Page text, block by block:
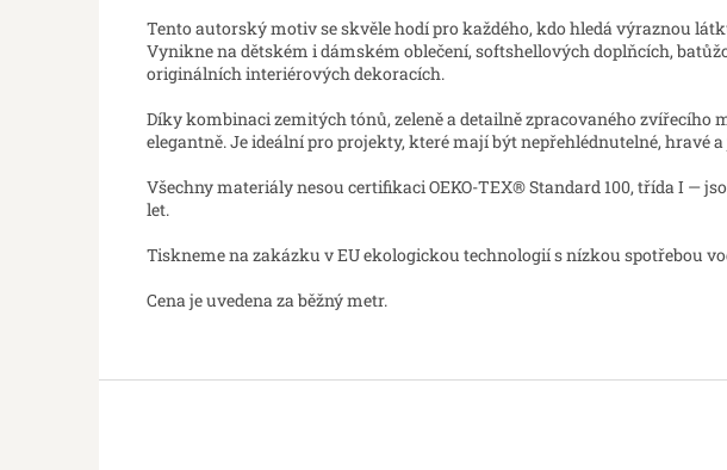
Tento autorský motiv se skvěle hodí pro každého, kdo hledá výraznou
Vynikne na dětském i dámském oblečení, softshellových doplňcích,
originálních interiérových dekoracích.
Díky kombinaci zemitých tónů, zeleně a detailně zpracovaného zvířecího
elegantně. Je ideální pro projekty, které mají být nepřehlédnutelné, hravé a
Všechny materiály nesou certifikaci OEKO-TEX® Standard 100, třída I —
let.
Tiskneme na zakázku v EU ekologickou technologií s nízkou spotřebou
Cena je uvedena za běžný metr.